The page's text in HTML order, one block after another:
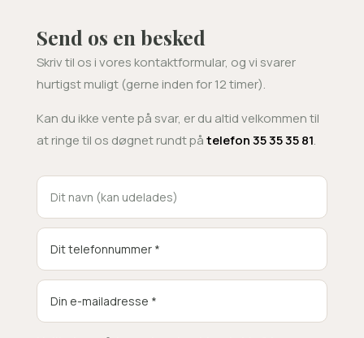
Send os en besked
Skriv til os i vores kontaktformular, og vi svarer
hurtigst muligt (gerne inden for 12 timer).
Kan du ikke vente på svar, er du altid velkommen til
at ringe til os døgnet rundt påtelefon 35 35 35 81.